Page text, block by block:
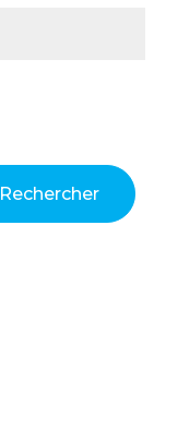
Rechercher